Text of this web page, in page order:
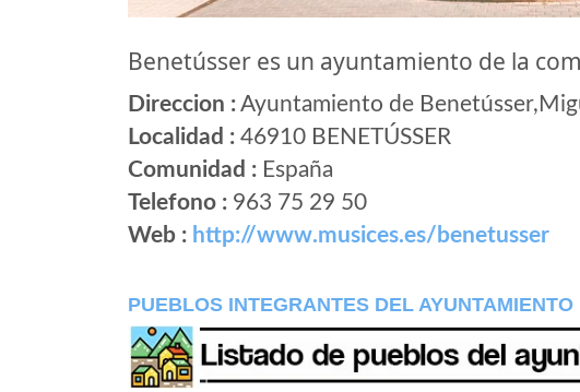
Benetússer es un ayuntamiento de la
Direccion :Ayuntamiento de
Localidad : 46910 BENETÚSSER
Comunidad : España
Telefono : 963 75 29 50
Web : http://www.musices.es/benetusser
PUEBLOS INTEGRANTES DEL